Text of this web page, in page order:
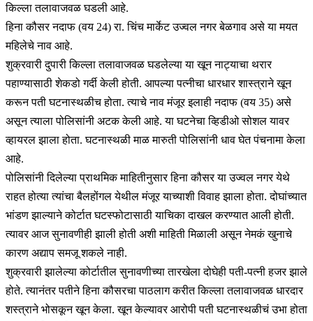
किल्ला तलावाजवळ घडली आहे.
हिना कौसर नदाफ (वय 24) रा. चिंच मार्केट उज्वल नगर बेळगाव असे या मयत
महिलेचे नाव आहे.
शुक्रवारी दुपारी किल्ला तलावाजवळ घडलेल्या या खून नाट्याचा थरार
पहाण्यासाठी शेकडो गर्दी केली होती. आपल्या पत्नीचा धारधार शास्त्राने खून
करून पती घटनास्थळीच होता. त्याचे नाव मंजूर इलाही नदाफ (वय 35) असे
असून त्याला पोलिसांनी अटक केली आहे. या घटनेचा व्हिडीओ सोशल यावर
व्हायरल झाला होता. घटनास्थळी माळ मारुती पोलिसांनी धाव घेत पंचनामा केला
आहे.
पोलिसांनी दिलेल्या प्राथमिक माहितीनुसार हिना कौसर या उज्वल नगर येथे
राहत होत्या त्यांचा बैलहोंगल येथील मंजूर याच्याशी विवाह झाला होता. दोघांच्यात
भांडण झाल्याने कोर्टात घटस्फोटासाठी याचिका दाखल करण्यात आली होती.
त्यावर आज सुनावणीही झाली होती अशी माहिती मिळाली असून नेमकं खुनाचे
कारण अद्याप समजू शकले नाही.
शुक्रवारी झालेल्या कोर्टातील सुनावणीच्या तारखेला दोघेही पती-पत्नी हजर झाले
होते. त्यानंतर पतीने हिना कौसरचा पाठलाग करीत किल्ला तलावाजवळ धारदार
शस्त्राने भोसकून खून केला. खून केल्यावर आरोपी पती घटनास्थळीचं उभा होता